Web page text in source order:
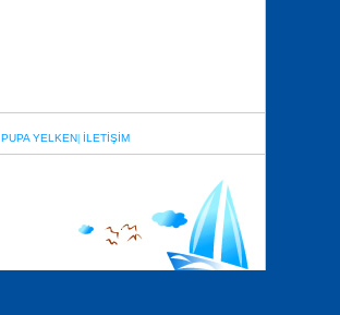
PUPA YELKEN İLETİŞİM